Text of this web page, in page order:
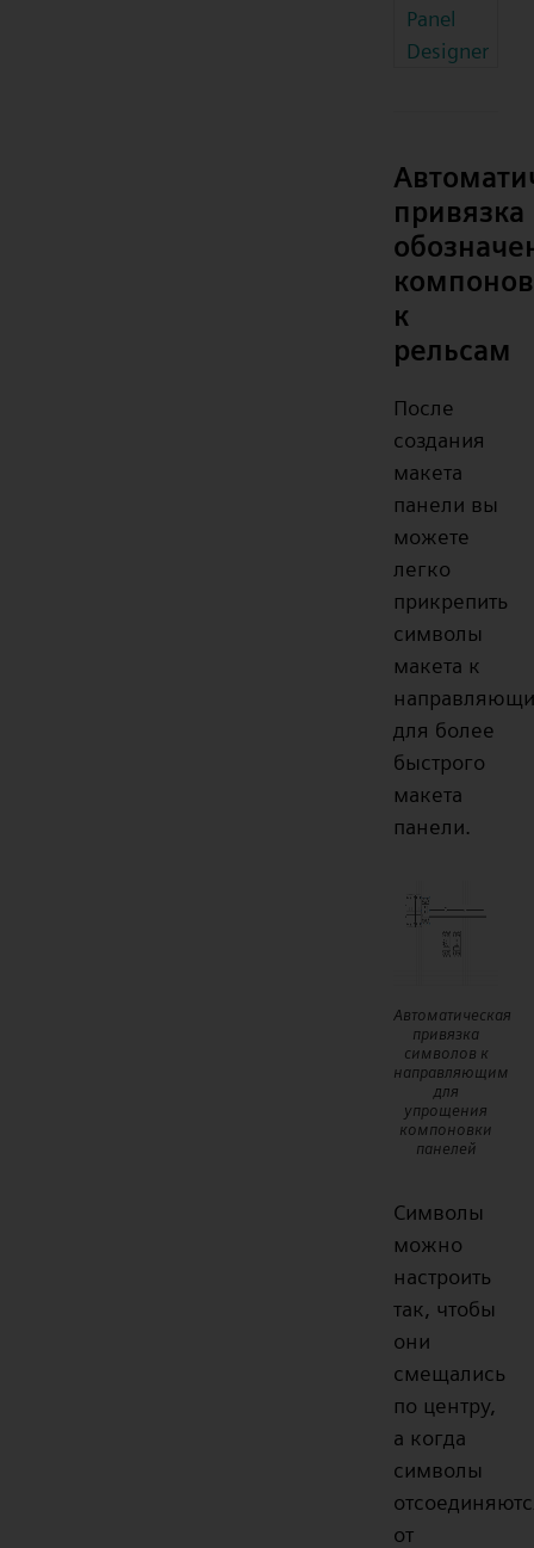
Panel
Designer
привязка
к
рельсам
После
создания
макета
панели вы
можете
легко
прикрепить
символы
макета к
для более
быстрого
макета
панели.
Автоматическая
привязка
символов к
направляющим
для
упрощения
компоновки
панелей
Символы
можно
настроить
так, чтобы
они
смещались
по центру,
а когда
символы
от